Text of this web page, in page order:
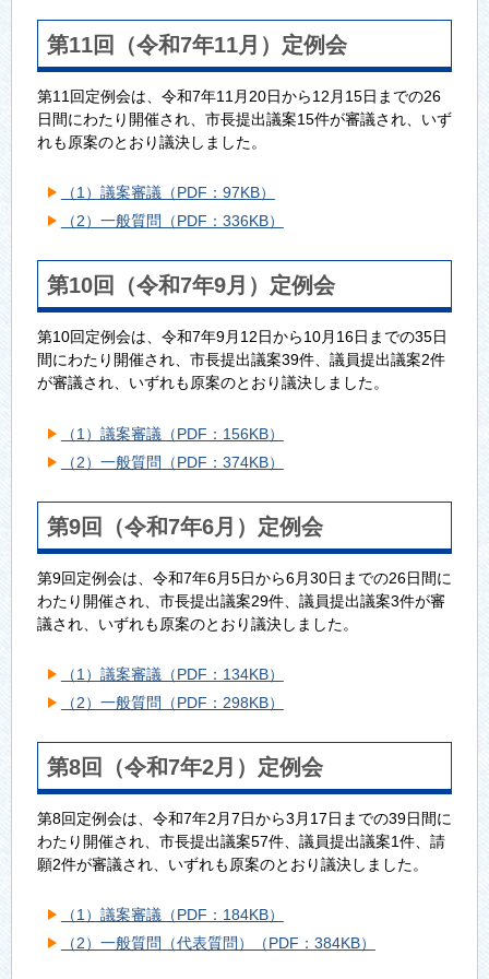
第11回（令和7年11月）定例会
第11回定例会は、令和7年11月20日から12月15日までの26
日間にわたり開催され、市長提出議案15件が審議され、いず
れも原案のとおり議決しました。
（1）議案審議（PDF：97KB）
（2）一般質問（PDF：336KB）
第10回（令和7年9月）定例会
第10回定例会は、令和7年9月12日から10月16日までの35日
間にわたり開催され、市長提出議案39件、議員提出議案2件
が審議され、いずれも原案のとおり議決しました。
（1）議案審議（PDF：156KB）
（2）一般質問（PDF：374KB）
第9回（令和7年6月）定例会
第9回定例会は、令和7年6月5日から6月30日までの26日間に
わたり開催され、市長提出議案29件、議員提出議案3件が審
議され、いずれも原案のとおり議決しました。
（1）議案審議（PDF：134KB）
（2）一般質問（PDF：298KB）
第8回（令和7年2月）定例会
第8回定例会は、令和7年2月7日から3月17日までの39日間に
わたり開催され、市長提出議案57件、議員提出議案1件、請
願2件が審議され、いずれも原案のとおり議決しました。
（1）議案審議（PDF：184KB）
（2）一般質問（代表質問）（PDF：384KB）